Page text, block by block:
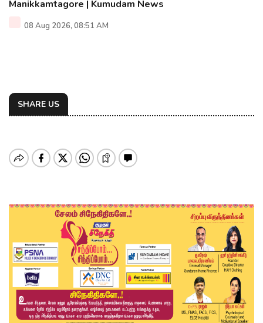
Manikkamtagore | Kumudam News
08 Aug 2026, 08:51 AM
SHARE US